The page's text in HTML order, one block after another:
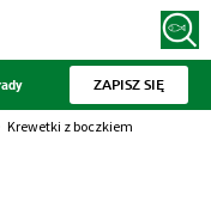
ZAPISZ SIĘ
Krewetki z boczkiem